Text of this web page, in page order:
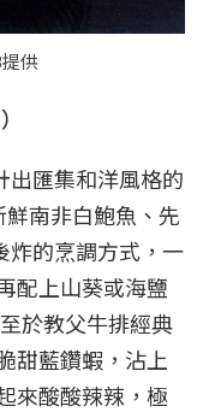
供
出匯集和洋風格的
南非白鮑魚、先
炸的烹調方式，一
配上山葵或海鹽
於教父牛排經典
甜藍鑽蝦，沾上
來酸酸辣辣，極